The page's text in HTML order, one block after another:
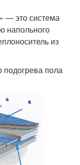
— это система
напольного
из
пола